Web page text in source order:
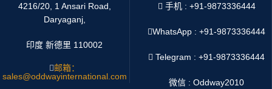
4216/20, 1 Ansari Road,
Daryaganj,
印度 新德里 110002
邮箱：
sales@oddwayinternational.com
手机 : +91-9873336444
WhatsApp :+91-9873336444
Telegram : +91-9873336444
微信 : Oddway2010